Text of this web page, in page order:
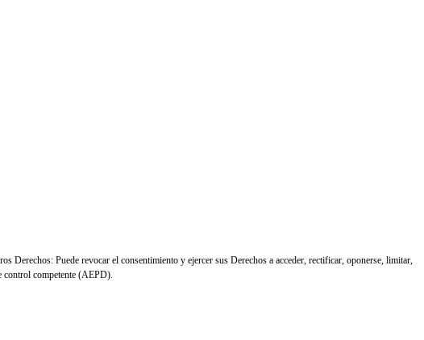
Puede revocar el consentimiento y ejercer sus Derechos a acceder, rectificar, oponerse, limitar,
control competente (AEPD).